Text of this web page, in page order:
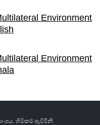
Environment
Environment
හිමිකම් ඇවිරිනි.